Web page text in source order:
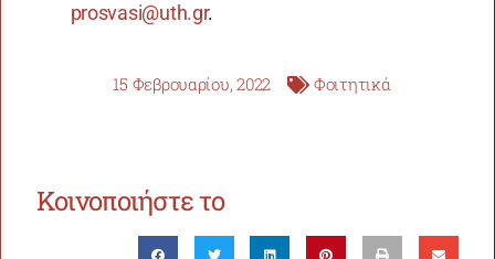
prosvasi@uth.gr.
15 Φεβρουαρίου, 2022 Φοιτητικά
Κοινοποιήστε το